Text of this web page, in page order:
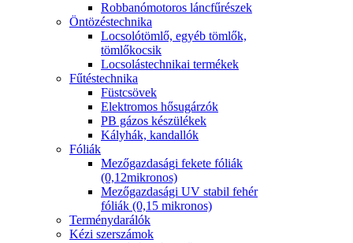
Robbanómotoros láncfűrészek
Öntözéstechnika
Locsolótömlő, egyéb tömlők,
tömlőkocsik
Locsolástechnikai termékek
Fűtéstechnika
Füstcsövek
Elektromos hősugárzók
PB gázos készülékek
Kályhák, kandallók
Fóliák
Mezőgazdasági fekete fóliák
(0,12mikronos)
Mezőgazdasági UV stabil fehér
fóliák (0,15 mikronos)
Terménydarálók
Kézi szerszámok